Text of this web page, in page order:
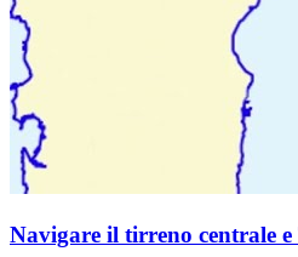
Navigare il tirreno centrale e